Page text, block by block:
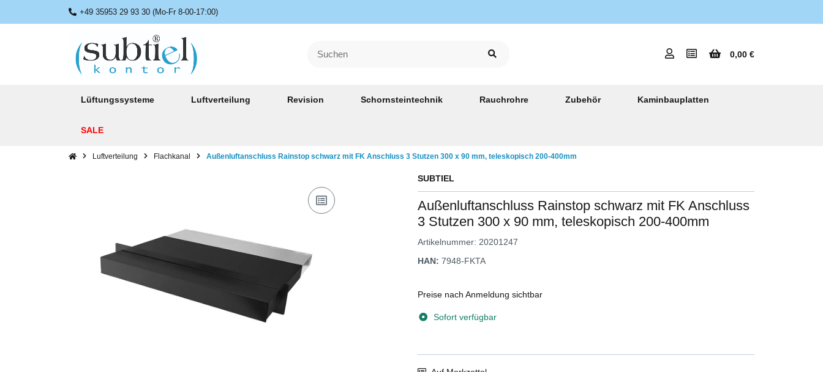
+49 35953 29 93 30 (Mo-Fr 8-00-17:00)
0,00 €
Lüftungssysteme Luftverteilung Revision Schornsteintechnik Rauchrohre Zubehör Kaminbauplatten
SALE
Luftverteilung Flachkanal Außenluftanschluss Rainstop schwarz mit FK Anschluss 3 Stutzen 300 x 90 mm, teleskopisch 200-400mm
SUBTIEL
Außenluftanschluss Rainstop schwarz mit FK Anschluss
3 Stutzen 300 x 90 mm, teleskopisch 200-400mm
Artikelnummer: 20201247
HAN: 7948-FKTA
Preise nach Anmeldung sichtbar
Sofort verfügbar